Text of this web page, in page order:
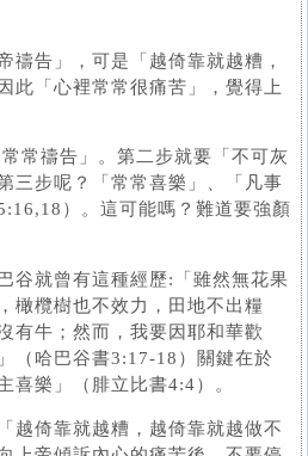
禱告」，可是「越倚靠就越糟，
此「心裡常常很痛苦」，覺得上
常禱告」。第二步就要「不可灰
三步呢？「常常喜樂」、「凡事
）。這可能嗎？難道要強顏
谷就曾有這種經歷:「雖然無花果
橄欖樹也不效力，田地不出糧
有牛；然而，我要因耶和華歡
（哈巴谷書3:17-18）關鍵在於
喜樂」（腓立比書4:4）。
越倚靠就越糟，越倚靠就越做不